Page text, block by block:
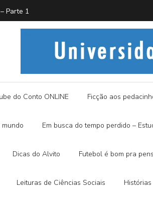
do Conto ONLINE Ficção aos
Em busca do tempo perdido –
Dicas do Alvito Futebol é bom pra
Leituras de Ciências Sociais